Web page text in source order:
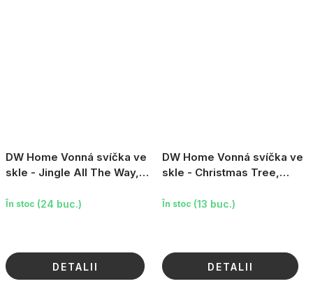
DW Home Vonná svíčka ve
skle - Jingle All The Way,
În stoc (24 buc.)
DETALII
DW Home Vonná svíčka ve
skle - Christmas Tree,
În stoc (13 buc.)
DETALII